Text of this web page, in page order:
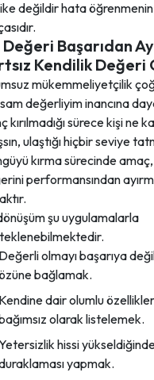
değildir hata
Değeri Başarıdan
Kendilik
mükemmeliyetçilik
değerliyim inancına
kırılmadığı sürece kişi ne
ulaştığı hiçbir seviye
kırma sürecinde
performansından
şu uygulamalarla
Değerli olmayı başarıya
bağlamak.
Kendine dair olumlu
olarak listelemek.
hissi
yapmak.